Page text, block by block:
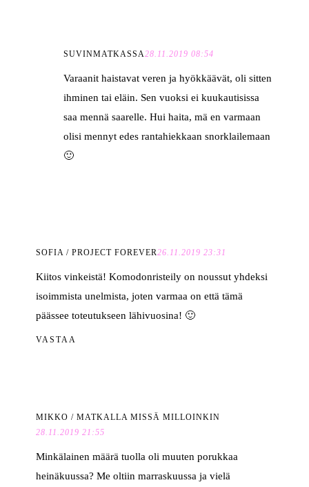
SUVINMATKASSA28.11.2019 08:54
Varaanit haistavat veren ja hyökkäävät, oli sitten
ihminen tai eläin. Sen vuoksi ei kuukautisissa
saa mennä saarelle. Hui haita, mä en varmaan
olisi mennyt edes rantahiekkaan snorklailemaan
🙂
SOFIA / PROJECT FOREVER26.11.2019 23:31
Kiitos vinkeistä! Komodonristeily on noussut yhdeksi
isoimmista unelmista, joten varmaa on että tämä
päässee toteutukseen lähivuosina! 🙂
VASTAA
MIKKO / MATKALLA MISSÄ MILLOINKIN
28.11.2019 21:55
Minkälainen määrä tuolla oli muuten porukkaa
heinäkuussa? Me oltiin marraskuussa ja vielä